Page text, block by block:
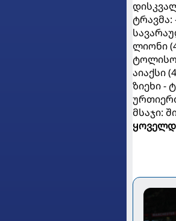
ტრავმა:
ლიონი
აიაქსი
ზიეხი -
მსაჯი: